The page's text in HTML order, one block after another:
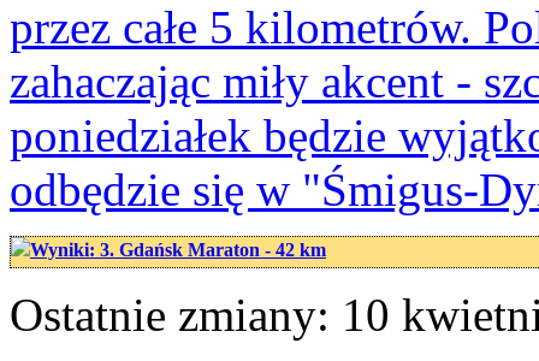
przez całe 5 kilometrów.
zahaczając miły akcent -
poniedziałek będzie
odbędzie się w "Śmigus-
Wyniki: 3. Gdańsk Maraton - 42 km
Ostatnie zmiany: 10